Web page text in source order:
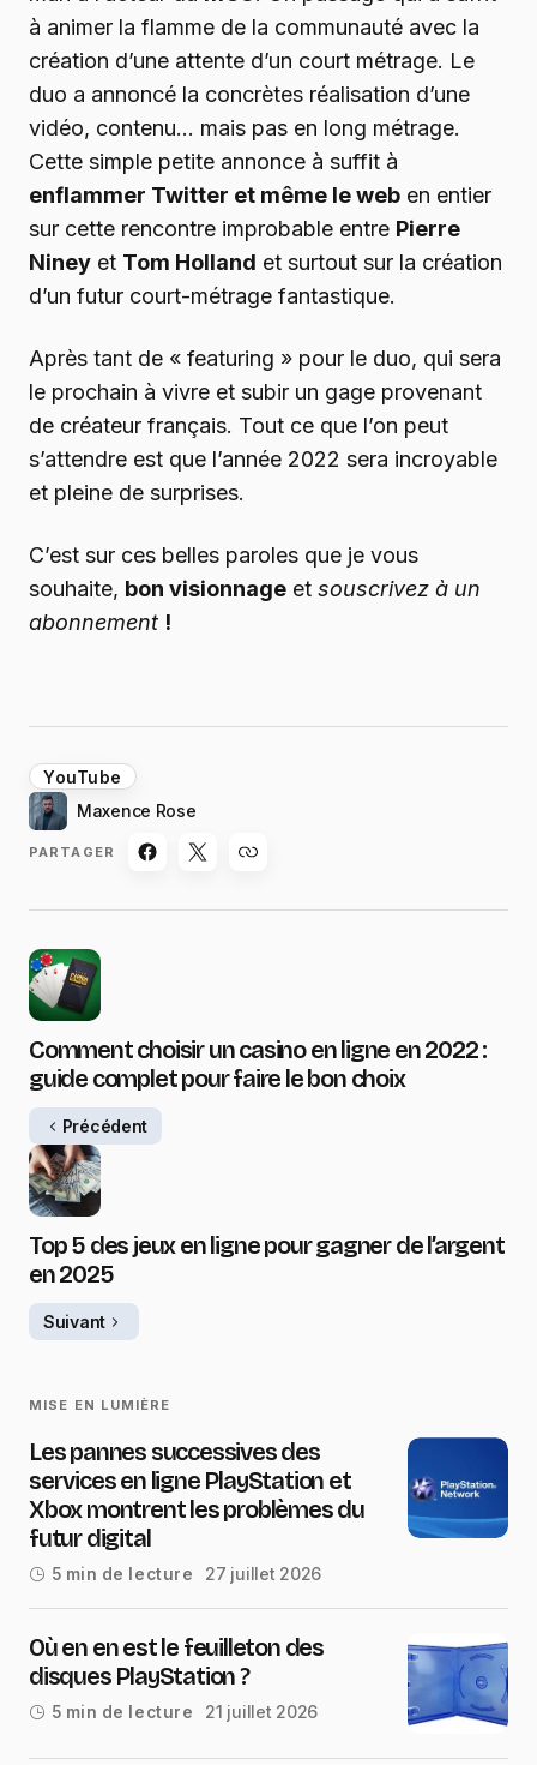
à animer la flamme de la communauté avec la
création d’une attente d’un court métrage. Le
duo a annoncé la concrètes réalisation d’une
vidéo, contenu… mais pas en long métrage.
Cette simple petite annonce à suffit à
enflammer Twitter et même le web en entier
sur cette rencontre improbable entre Pierre
Niney et Tom Holland et surtout sur la création
d’un futur court-métrage fantastique.
Après tant de « featuring » pour le duo, qui sera
le prochain à vivre et subir un gage provenant
de créateur français. Tout ce que l’on peut
s’attendre est que l’année 2022 sera incroyable
et pleine de surprises.
C’est sur ces belles paroles que je vous
souhaite, bon visionnage et souscrivez à un
abonnement !
YouTube
Maxence Rose
PARTAGER
Comment choisir un casino en ligne en 2022 :
guide complet pour faire le bon choix
Précédent
Top 5 des jeux en ligne pour gagner de l’argent
en 2025
Suivant
MISE EN LUMIÈRE
Les pannes successives des
services en ligne PlayStation et
Xbox montrent les problèmes du
futur digital
5 min de lecture 27 juillet 2026
Où en en est le feuilleton des
disques PlayStation ?
5 min de lecture 21 juillet 2026